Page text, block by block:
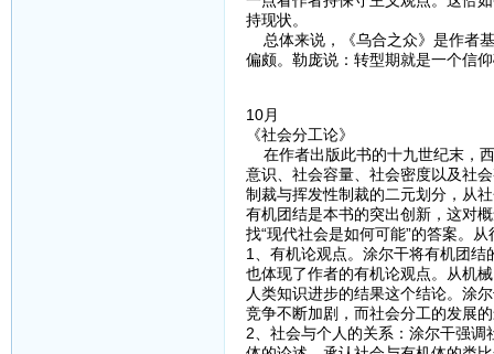
持现状。
总体来说，《乌合之众》是作者
偏颇。勒庞说：转型期就是一个信
10月
《社会分工论》
在作者出版此书的十九世纪末，
意识、社会容量、社会密度以及社
制裁与挥发性制裁的二元划分，从
有机团结是本书的突出创新，这对
找“现代社会是如何可能”的答案。
1、有机论观点。涂尔干将有机团
也体现了作者的有机论观点。从机
人类知识进步的结果这个结论。涂
竞争不断加剧，而社会分工的发展
2、社会与个人的关系：涂尔干强